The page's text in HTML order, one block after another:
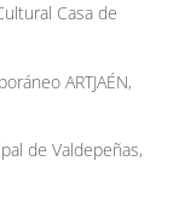
Casa de
ARTJAÉN,
de Valdepeñas,